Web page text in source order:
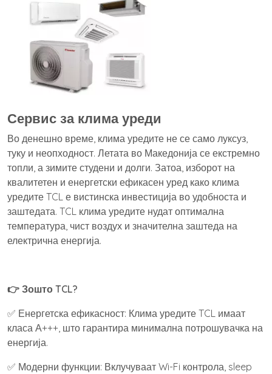
Сервис за клима уреди
Во денешно време, клима уредите не се само луксуз,
туку и неопходност. Летата во Македонија се екстремно
топли, а зимите студени и долги. Затоа, изборот на
квалитетен и енергетски ефикасен уред како клима
уредите TCL е вистинска инвестиција во удобноста и
заштедата. TCL клима уредите нудат оптимална
температура, чист воздух и значителна заштеда на
електрична енергија.
👉 Зошто TCL?
✅ Енергетска ефикасност: Клима уредите TCL имаат
класа А+++, што гарантира минимална потрошувачка на
енергија.
✅ Модерни функции: Вклучуваат Wi-Fi контрола, sleep